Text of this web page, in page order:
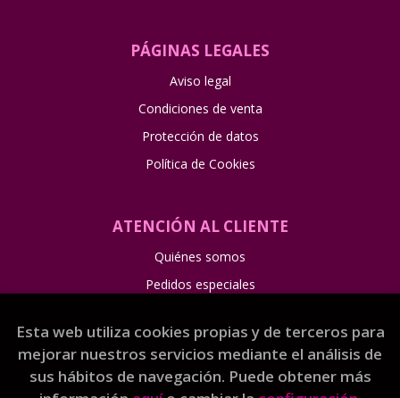
PÁGINAS LEGALES
Aviso legal
Condiciones de venta
Protección de datos
Política de Cookies
ATENCIÓN AL CLIENTE
Quiénes somos
Pedidos especiales
2026 ©Librería Gama. Todos los Derechos Reservados
Esta web utiliza cookies propias y de terceros para
mejorar nuestros servicios mediante el análisis de
sus hábitos de navegación. Puede obtener más